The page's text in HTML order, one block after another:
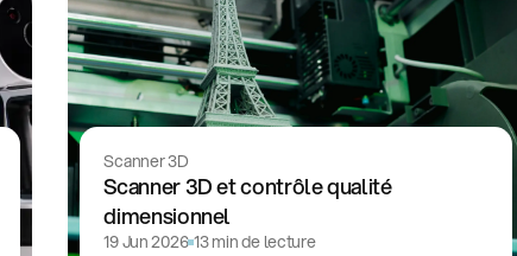
Scanner 3D
Scanner 3D et contrôle qualité
dimensionnel
19 Jun 2026 13 min de lecture